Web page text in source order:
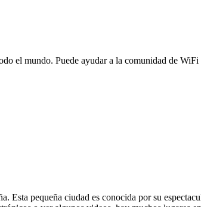
el mundo. Puede ayudar a la comunidad de
Esta pequeña ciudad es conocida por su